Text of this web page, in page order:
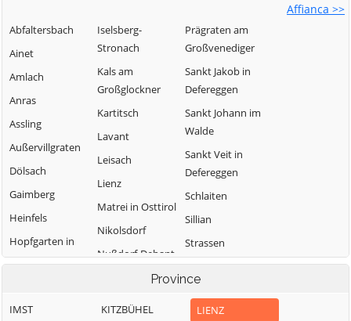
Affianca >>
Abfaltersbach
Ainet
Amlach
Anras
Assling
Außervillgraten
Dölsach
Gaimberg
Heinfels
Hopfgarten in
Defereggen
Iselsberg-
Stronach
Kals am
Großglockner
Kartitsch
Lavant
Leisach
Lienz
Matrei in Osttirol
Nikolsdorf
Nußdorf-Debant
Prägraten am
Großvenediger
Sankt Jakob in
Defereggen
Sankt Johann im
Walde
Sankt Veit in
Defereggen
Schlaiten
Sillian
Strassen
Thurn
Untertilliach
Province
IMST
KITZBÜHEL
LIENZ